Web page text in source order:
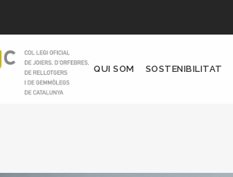
QUI SOM SOSTENIBILITAT